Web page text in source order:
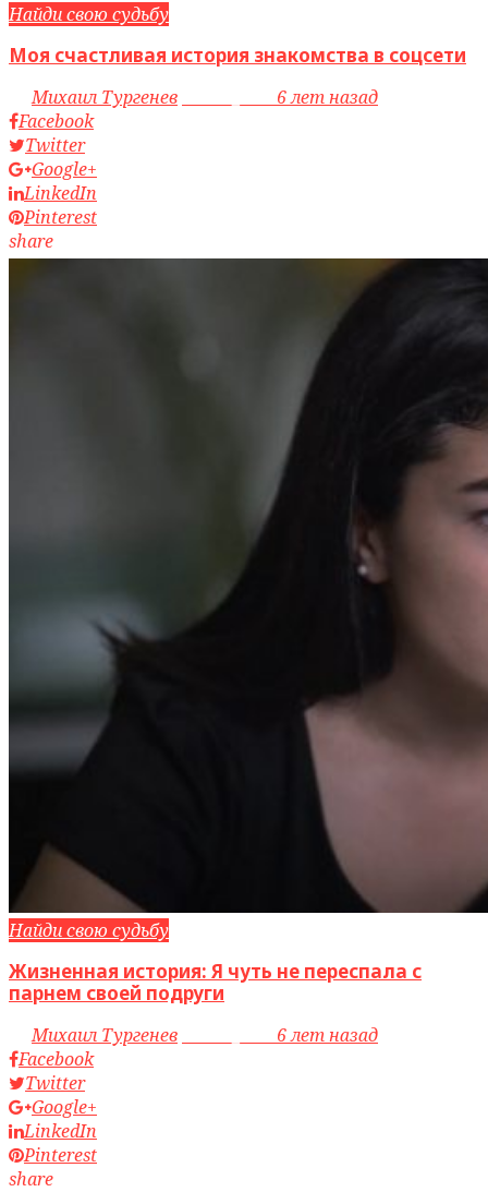
Найди свою судьбу
Моя счастливая история знакомства в соцсети
byМихаил Тургенев
6 лет назад
Facebook
Twitter
Google+
LinkedIn
Pinterest
share
Найди свою судьбу
Жизненная история: Я чуть не переспала с
парнем своей подруги
byМихаил Тургенев
6 лет назад
Facebook
Twitter
Google+
LinkedIn
Pinterest
share